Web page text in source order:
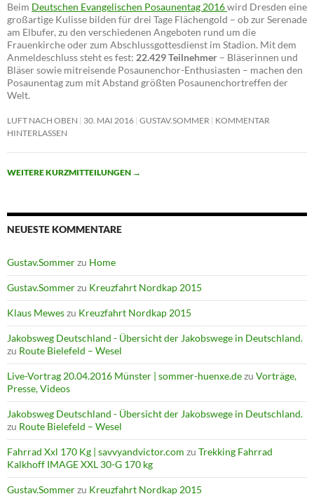
Beim Deutschen Evangelischen Posaunentag 2016wird Dresden eine
großartige Kulisse bilden für drei Tage Flächengold – ob zur Serenade
am Elbufer, zu den verschiedenen Angeboten rund um die
Frauenkirche oder zum Abschlussgottesdienst im Stadion. Mit dem
Anmeldeschluss steht es fest: 22.429 Teilnehmer – Bläserinnen und
Bläser sowie mitreisende Posaunenchor-Enthusiasten – machen den
Posaunentag zum mit Abstand größten Posaunenchortreffen der
Welt.
LUFT NACH OBEN 30. MAI 2016 GUSTAV.SOMMER
KOMMENTAR
HINTERLASSEN
WEITERE KURZMITTEILUNGEN →
NEUESTE KOMMENTARE
Gustav.Sommerzu Home
Gustav.Sommerzu Kreuzfahrt Nordkap 2015
Klaus Meweszu Kreuzfahrt Nordkap 2015
Jakobsweg Deutschland - Übersicht der Jakobswege in Deutschland.
zu Route Bielefeld – Wesel
Live-Vortrag 20.04.2016 Münster | sommer-huenxe.dezu Vorträge,
Presse, Videos
Jakobsweg Deutschland - Übersicht der Jakobswege in Deutschland.
zu Route Bielefeld – Wesel
Fahrrad Xxl 170 Kg | savvyandvictor.com zu Trekking Fahrrad
Kalkhoff IMAGE XXL 30-G 170 kg
Gustav.Sommerzu Kreuzfahrt Nordkap 2015